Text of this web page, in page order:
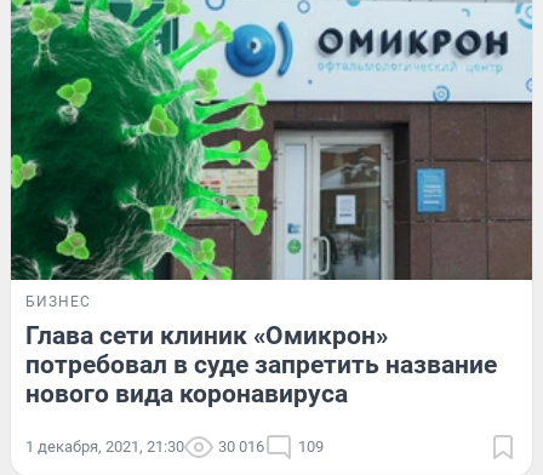
БИЗНЕС
Глава сети клиник «Омикрон»
потребовал в суде запретить название
нового вида коронавируса
1 декабря, 2021, 21:30 30 016 109